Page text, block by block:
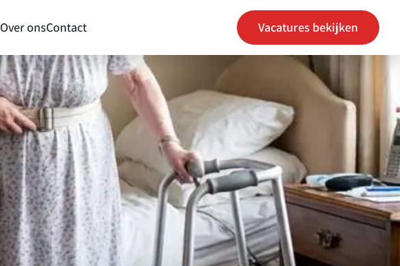
Over onsContact Vacatures bekijken